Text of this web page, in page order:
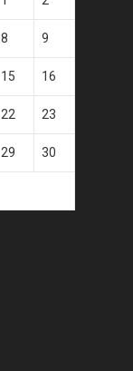
8 9
15 16
22 23
29 30